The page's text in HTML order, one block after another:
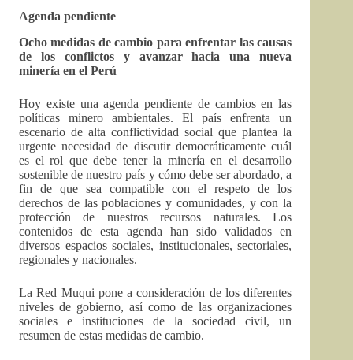
Agenda pendiente
Ocho medidas de cambio para enfrentar las causas
de los conflictos y avanzar hacia una nueva
minería en el Perú
Hoy existe una agenda pendiente de cambios en las
políticas minero ambientales. El país enfrenta un
escenario de alta conflictividad social que plantea la
urgente necesidad de discutir democráticamente cuál
es el rol que debe tener la minería en el desarrollo
sostenible de nuestro país y cómo debe ser abordado, a
fin de que sea compatible con el respeto de los
derechos de las poblaciones y comunidades, y con la
protección de nuestros recursos naturales. Los
contenidos de esta agenda han sido validados en
diversos espacios sociales, institucionales, sectoriales,
regionales y nacionales.
La Red Muqui pone a consideración de los diferentes
niveles de gobierno, así como de las organizaciones
sociales e instituciones de la sociedad civil, un
resumen de estas medidas de cambio.